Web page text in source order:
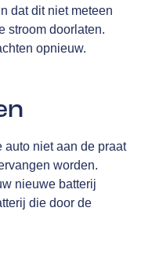
dat dit niet meteen
stroom doorlaten.
opnieuw.
auto niet aan de praat
worden.
nieuwe batterij
die door de